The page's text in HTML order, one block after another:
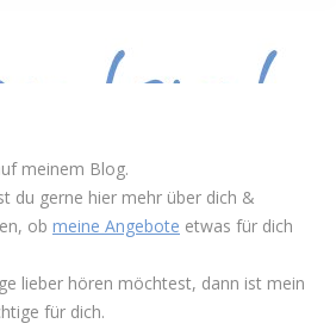
meinem Blog.
du gerne hier mehr über dich &
ob meine Angebote etwas für dich
lieber hören möchtest, dann ist mein
für dich.